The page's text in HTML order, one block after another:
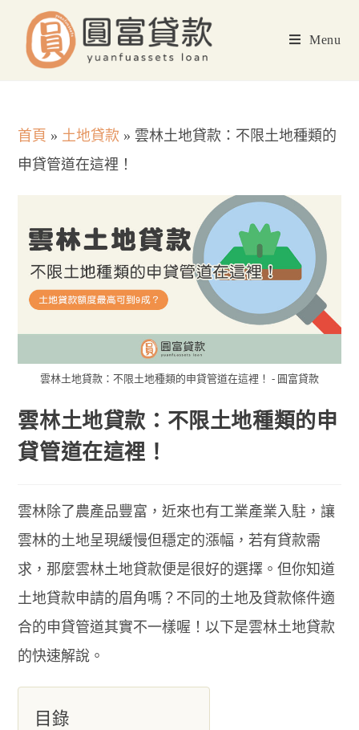
content
Menu
首頁 » 土地貸款 » 雲林土地貸款：不限土地種類的
申貸管道在這裡！
雲林土地貸款：不限土地種類的申貸管道在這裡！ - 圓富貸款
雲林土地貸款：不限土地種類的申
貸管道在這裡！
雲林除了農產品豐富，近來也有工業產業入駐，讓
雲林的土地呈現緩慢但穩定的漲幅，若有貸款需
求，那麼雲林土地貸款便是很好的選擇。但你知道
土地貸款申請的眉角嗎？不同的土地及貸款條件適
合的申貸管道其實不一樣喔！以下是雲林土地貸款
的快速解說。
目錄